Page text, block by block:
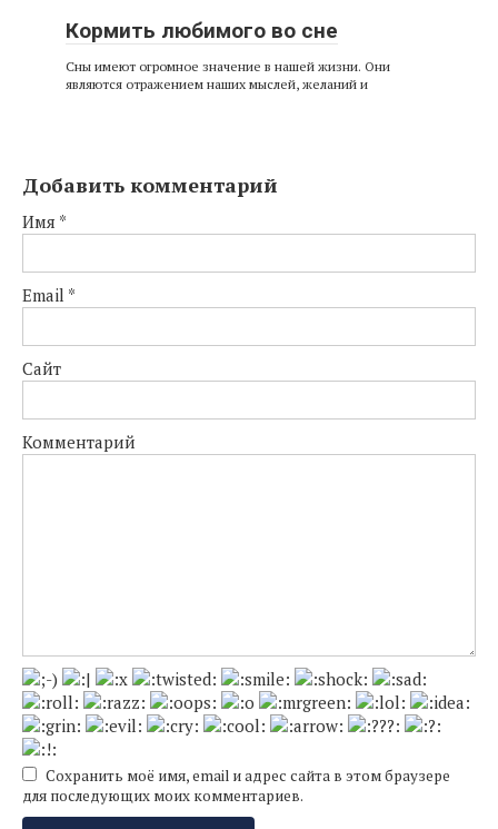
Кормить любимого во сне
Сны имеют огромное значение в нашей жизни. Они
являются отражением наших мыслей, желаний и
Добавить комментарий
Имя *
Email *
Сайт
Комментарий
Сохранить моё имя, email и адрес сайта в этом браузере
для последующих моих комментариев.